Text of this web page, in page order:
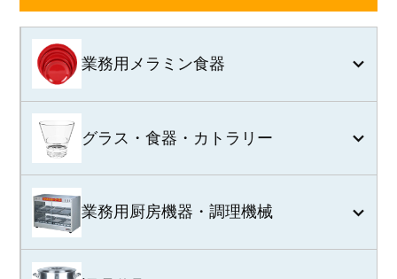
業務用メラミン食器
グラス・食器・カトラリー
業務用厨房機器・調理機械